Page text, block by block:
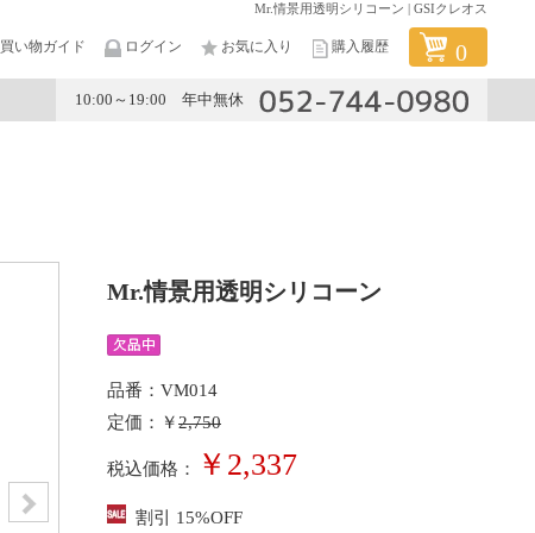
Mr.情景用透明シリコーン | GSIクレオス
買い物ガイド ログイン お気に入り 購入履歴 0
10:00～19:00 年中無休
Mr.情景用透明シリコーン
品番：VM014
定価：￥2,750
税込価格： ￥2,337
割引 15%OFF